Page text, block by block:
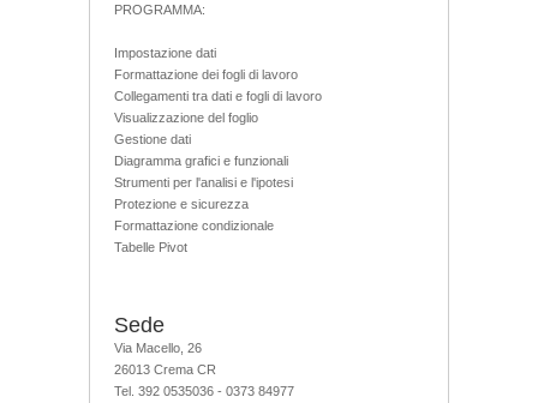
PROGRAMMA:
Impostazione dati
Formattazione dei fogli di lavoro
Collegamenti tra dati e fogli di lavoro
Visualizzazione del foglio
Gestione dati
Diagramma grafici e funzionali
Strumenti per l'analisi e l'ipotesi
Protezione e sicurezza
Formattazione condizionale
Tabelle Pivot
Sede
Via Macello, 26
26013 Crema CR
Tel. 392 0535036 - 0373 84977